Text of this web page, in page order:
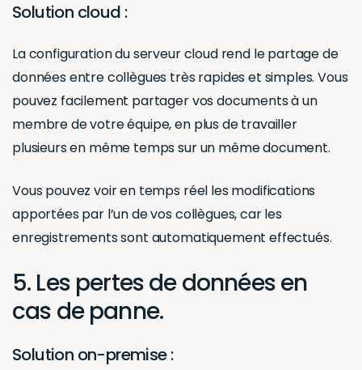
Solution cloud :
La configuration du serveur cloud rend le partage de
données entre collègues très rapides et simples. Vous
pouvez facilement partager vos documents à un
membre de votre équipe, en plus de travailler
plusieurs en même temps sur un même document.
Vous pouvez voir en temps réel les modifications
apportées par l’un de vos collègues, car les
enregistrements sont automatiquement effectués.
5. Les pertes de données en
cas de panne.
Solution on-premise :